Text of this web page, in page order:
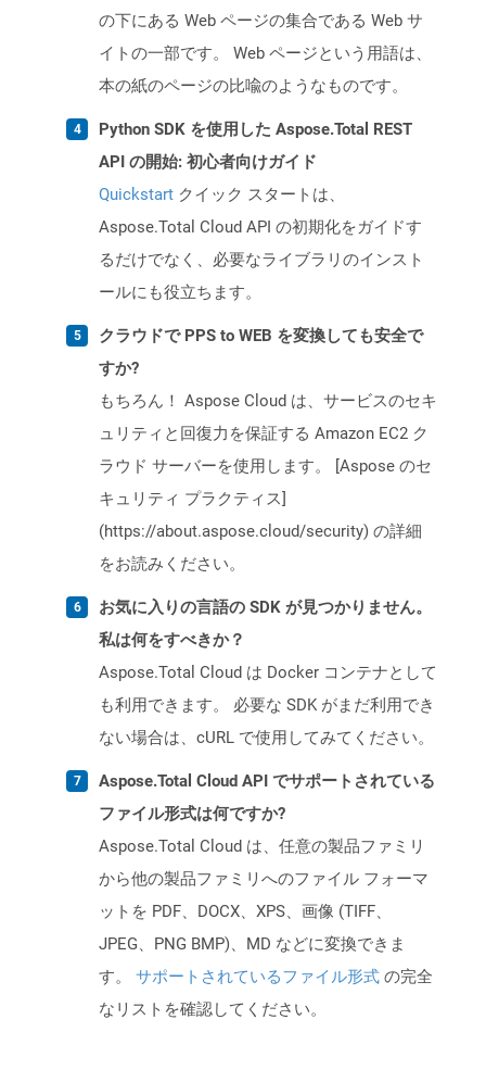
の下にある Web ページの集合である Web サ
イトの一部です。 Web ページという用語は、
本の紙のページの比喩のようなものです。
Python SDK を使用した Aspose.Total REST
API の開始: 初心者向けガイド
Quickstart クイック スタートは、
Aspose.Total Cloud API の初期化をガイドす
るだけでなく、必要なライブラリのインスト
ールにも役立ちます。
クラウドで PPS to WEB を変換しても安全で
すか?
もちろん！ Aspose Cloud は、サービスのセキ
ュリティと回復力を保証する Amazon EC2 ク
ラウド サーバーを使用します。 [Aspose のセ
キュリティ プラクティス]
(https://about.aspose.cloud/security) の詳細
をお読みください。
お気に入りの言語の SDK が見つかりません。
私は何をすべきか？
Aspose.Total Cloud は Docker コンテナとして
も利用できます。 必要な SDK がまだ利用でき
ない場合は、cURL で使用してみてください。
Aspose.Total Cloud API でサポートされている
ファイル形式は何ですか?
Aspose.Total Cloud は、任意の製品ファミリ
から他の製品ファミリへのファイル フォーマ
ットを PDF、DOCX、XPS、画像 (TIFF、
JPEG、PNG BMP)、MD などに変換できま
す。 サポートされているファイル形式 の完全
なリストを確認してください。